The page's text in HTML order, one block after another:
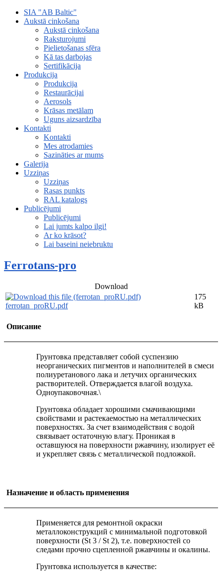
SIA "AB Baltic"
Aukstā cinkošana
Aukstā cinkošana
Raksturojumi
Pielietošanas sfēra
Kā tas darbojas
Sertifikācija
Produkcija
Produkcija
Restaurācijai
Aerosols
Krāsas metālam
Uguns aizsardzība
Kontakti
Kontakti
Mes atrodamies
Sazināties ar mums
Galerija
Uzziņas
Uzziņas
Rasas punkts
RAL katalogs
Publicējumi
Publicējumi
Lai jumts kalpo ilgi!
Ar ko krāsot?
Lai baseini neiebruktu
Ferrotans-pro
Download
ferrotan_proRU.pdf
175
kB
Описание
Грунтовка представляет собой суспензию
неорганических пигментов и наполнителей в смеси
полиуретанового лака и летучих органических
растворителей. Отверждается влагой воздуха.
Одноупаковочная.\
Грунтовка обладает хорошими смачивающими
свойствами и растекаемостью на металлических
поверхностях. За счет взаимодействия с водой
связывает остаточную влагу. Проникая в
оставшуюся на поверхности ржавчину, изолирует её
и укрепляет связь с металлической подложкой.
Назначение и область применения
Применяется для ремонтной окраски
металлоконструкций с минимальной подготовкой
поверхности (St 3 / St 2), т.е. поверхностей со
следами прочно сцепленной ржавчины и окалины.
Грунтовка используется в качестве: